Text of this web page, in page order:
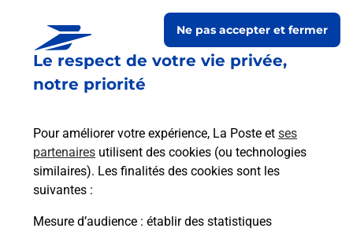
Le respect de votre vie privée,
notre priorité
Pour améliorer votre expérience, La Poste et ses
partenaires utilisent des cookies (ou technologies
similaires). Les finalités des cookies sont les
suivantes :
Mesure d’audience : établir des statistiques
Ne pas accepter et fermer
Est-il possible d’acheter un
emballage directement depuis un
Comment demander une
modification de livraison ?